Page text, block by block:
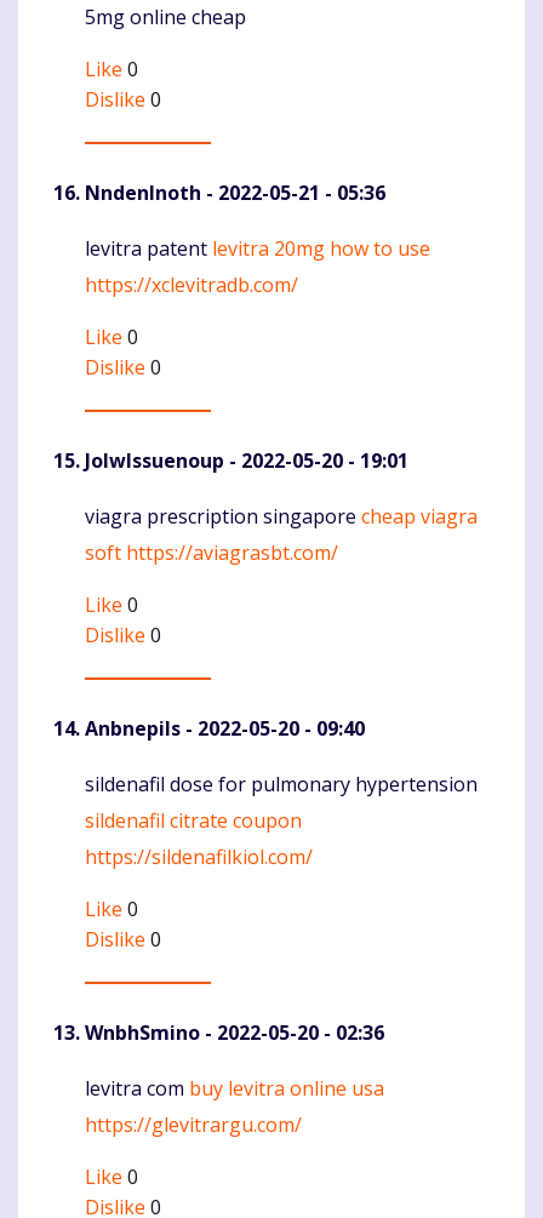
5mg online cheap
Like 0
Dislike 0
NndenInoth - 2022-05-21 - 05:36
Komentaras
levitra patent levitra 20mg how to use
https://xclevitradb.com/
Like 0
Dislike 0
JolwIssuenoup - 2022-05-20 - 19:01
Komentaras
viagra prescription singapore cheap viagra
soft https://aviagrasbt.com/
Like 0
Dislike 0
Anbnepils - 2022-05-20 - 09:40
Komentaras
sildenafil dose for pulmonary hypertension
sildenafil citrate coupon
https://sildenafilkiol.com/
Like 0
Dislike 0
WnbhSmino - 2022-05-20 - 02:36
Komentaras
levitra com buy levitra online usa
https://glevitrargu.com/
Like 0
Dislike 0